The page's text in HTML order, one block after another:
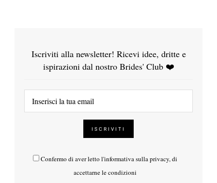
Iscriviti alla newsletter! Ricevi idee, dritte e
ispirazioni dal nostro Brides' Club ❤️
Confermo di aver letto l'informativa sulla privacy, di
accettarne le condizioni